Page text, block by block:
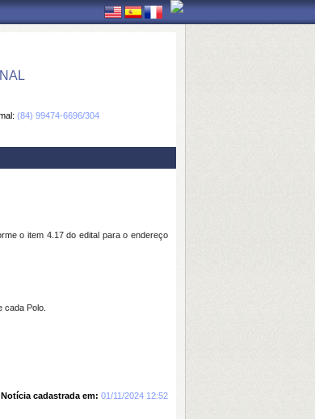
(84) 99474-6696/304
o item 4.17 do edital para o endereço
Polo.
Notícia cadastrada em: 01/11/2024 12:52